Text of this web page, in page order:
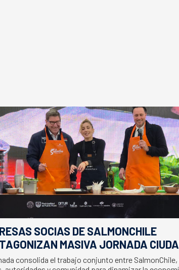
SOCIAS DE SALMONCHILE
MASIVA JORNADA
DEL BIMINISTRO DE
consolida el trabajo conjunto entre